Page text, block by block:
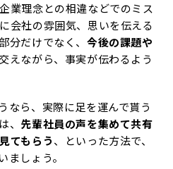
業理念との相違などでのミス
会社の雰囲気、思いを伝える
分だけでなく、今後の課題や
えながら、事実が伝わるよう
なら、実際に足を運んで貰う
、 先輩社員の声を集めて共有
てもらう、といった方法で、
ましょう。